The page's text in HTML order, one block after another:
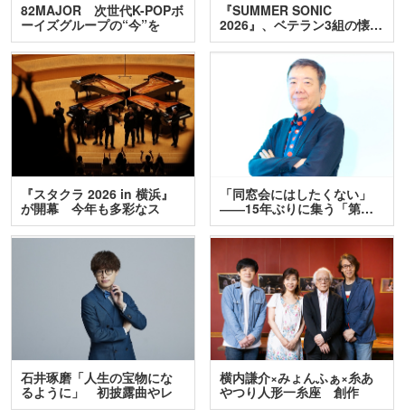
82MAJOR 次世代K-POPボ
ーイズグループの“今”を
訊…
『SUMMER SONIC
2026』、ベテラン3組の懐…
『スタクラ 2026 in 横浜』
が開幕 今年も多彩なス
テ…
「同窓会にはしたくない」
――15年ぶりに集う「第…
石井琢磨「人生の宝物にな
るように」 初披露曲やレ
ア…
横内謙介×みょんふぁ×糸あ
やつり人形一糸座 創作
人…